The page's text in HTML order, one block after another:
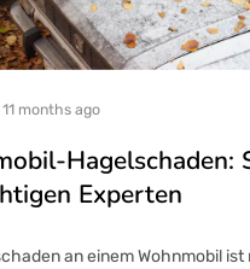
11 months ago
Hagelschaden:
Experten
an einem Wohnmobil